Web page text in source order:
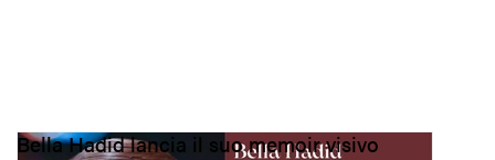
Bella Hadid lancia il suo memoir visivo